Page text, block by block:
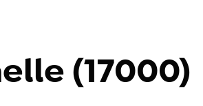
(17000)